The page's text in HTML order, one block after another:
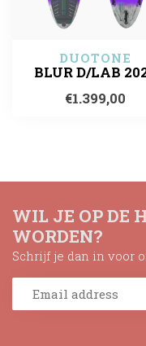
DUOTONE
BLUR D/LAB
€1.399,00
WIL JE OP DE
WORDEN?
Schrijf je dan in voor